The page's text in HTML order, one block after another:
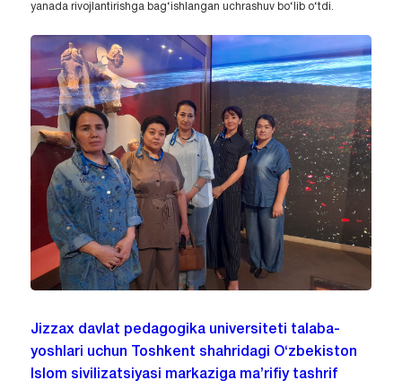
yanada rivojlantirishga bag‘ishlangan uchrashuv bo‘lib o‘tdi.
Jizzax davlat pedagogika universiteti talaba-
yoshlari uchun Toshkent shahridagi O‘zbekiston
Islom sivilizatsiyasi markaziga ma’rifiy tashrif